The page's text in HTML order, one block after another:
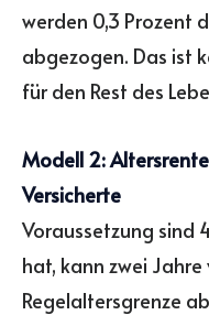
werden 0,3 Prozent
abgezogen. Das ist
für den Rest des
Modell 2:
Versicherte
Voraussetzung sind
hat, kann zwei
Regelaltersgrenze